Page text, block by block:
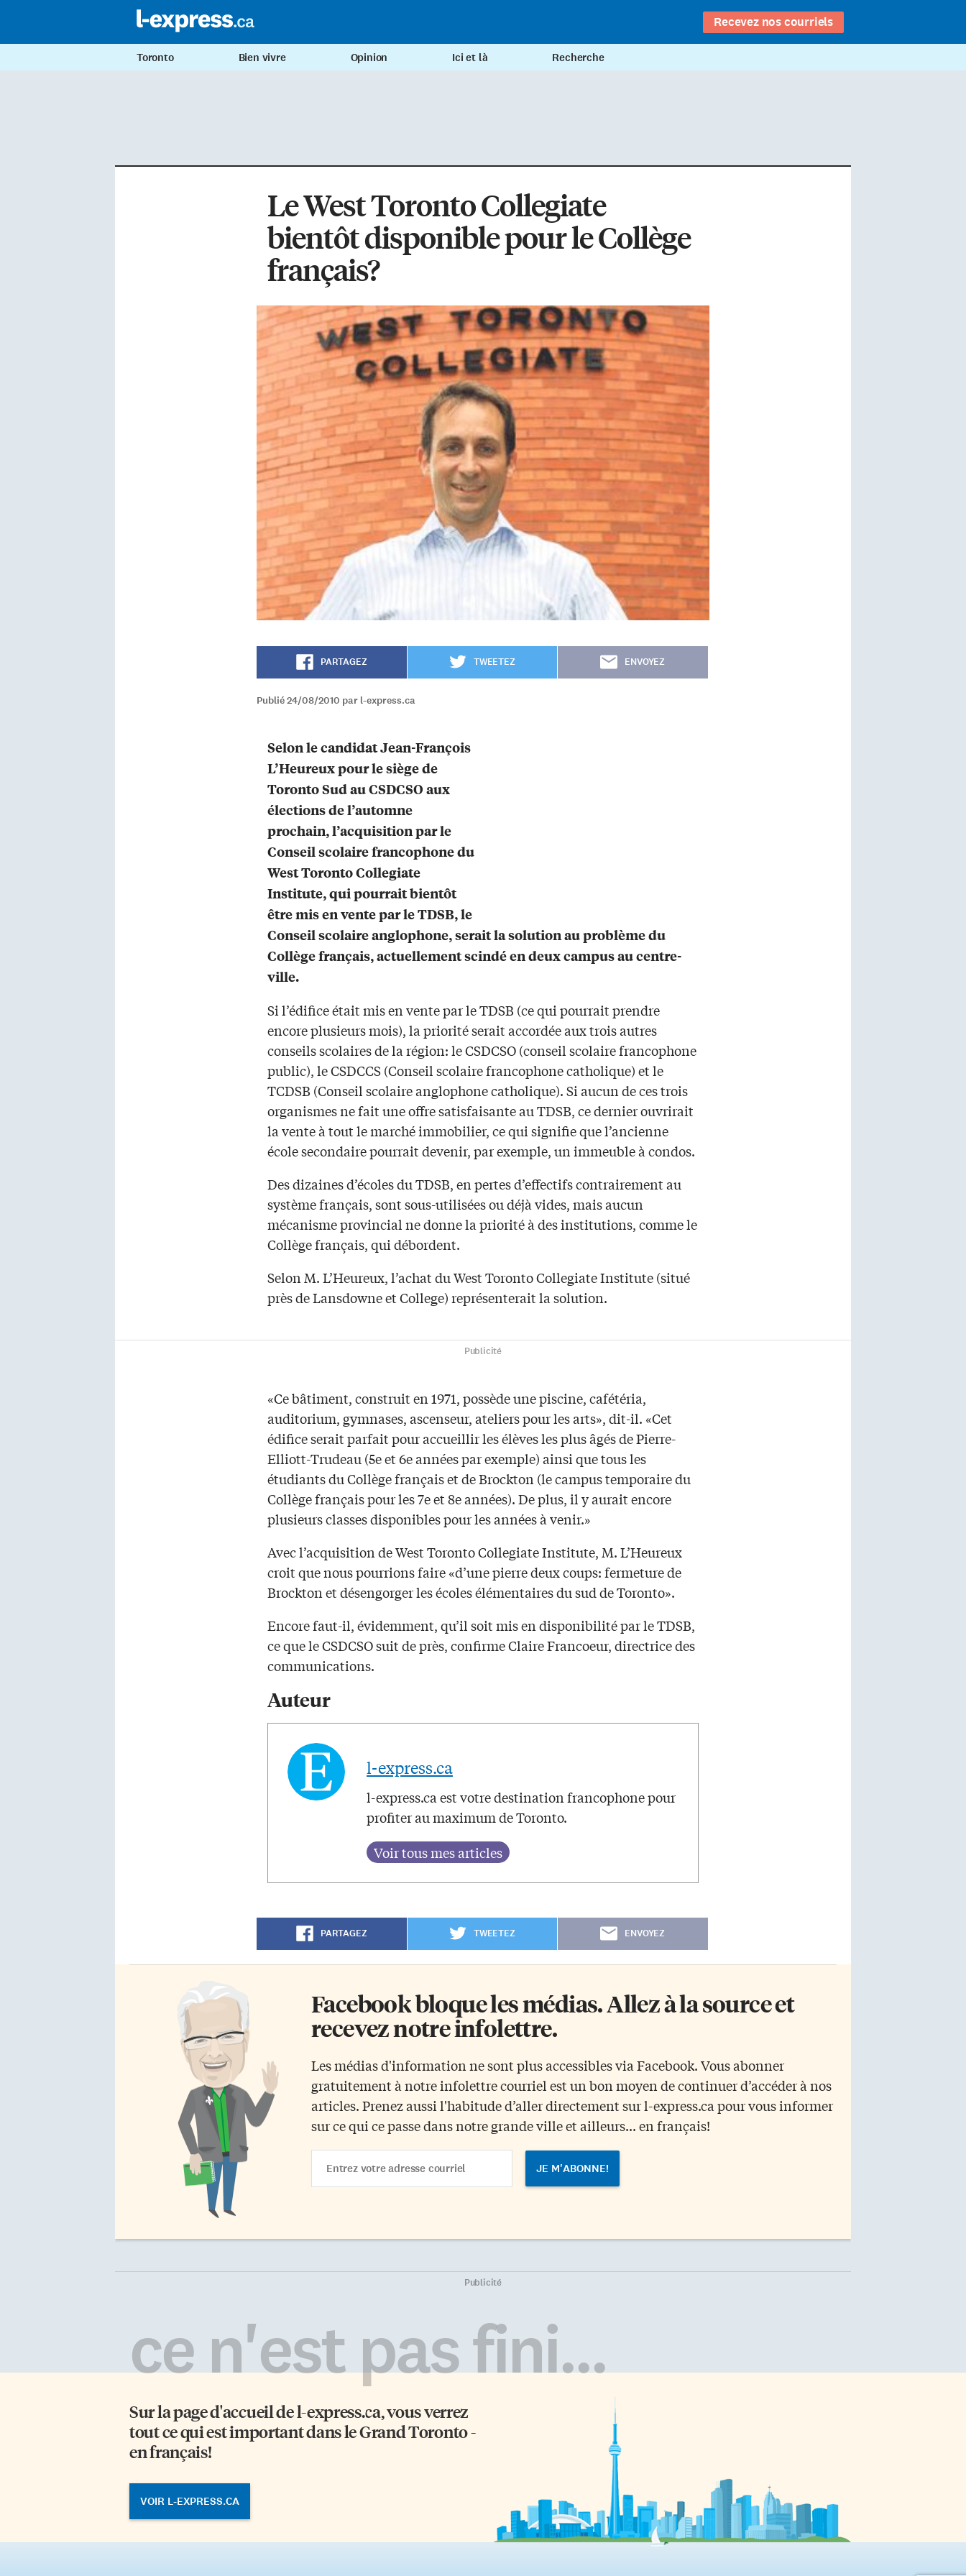
Recevez nos courriels
Toronto Bien vivre Opinion Ici et là Recherche
Le West Toronto Collegiate
bientôt disponible pour le Collège
français?
PARTAGEZ TWEETEZ ENVOYEZ
Publié 24/08/2010 par l-express.ca
Selon le candidat Jean-François
L’Heureux pour le siège de
Toronto Sud au CSDCSO aux
élections de l’automne
prochain, l’acquisition par le
Conseil scolaire francophone du
West Toronto Collegiate
Institute, qui pourrait bientôt
être mis en vente par le TDSB, le
Conseil scolaire anglophone, serait la solution au problème du
Collège français, actuellement scindé en deux campus au centre-
ville.
Si l’édifice était mis en vente par le TDSB (ce qui pourrait prendre
encore plusieurs mois), la priorité serait accordée aux trois autres
conseils scolaires de la région: le CSDCSO (conseil scolaire francophone
public), le CSDCCS (Conseil scolaire francophone catholique) et le
TCDSB (Conseil scolaire anglophone catholique). Si aucun de ces trois
organismes ne fait une offre satisfaisante au TDSB, ce dernier ouvrirait
la vente à tout le marché immobilier, ce qui signifie que l’ancienne
école secondaire pourrait devenir, par exemple, un immeuble à condos.
Des dizaines d’écoles du TDSB, en pertes d’effectifs contrairement au
système français, sont sous-utilisées ou déjà vides, mais aucun
mécanisme provincial ne donne la priorité à des institutions, comme le
Collège français, qui débordent.
Selon M. L’Heureux, l’achat du West Toronto Collegiate Institute (situé
près de Lansdowne et College) représenterait la solution.
Publicité
«Ce bâtiment, construit en 1971, possède une piscine, cafétéria,
auditorium, gymnases, ascenseur, ateliers pour les arts», dit-il. «Cet
édifice serait parfait pour accueillir les élèves les plus âgés de Pierre-
Elliott-Trudeau (5e et 6e années par exemple) ainsi que tous les
étudiants du Collège français et de Brockton (le campus temporaire du
Collège français pour les 7e et 8e années). De plus, il y aurait encore
plusieurs classes disponibles pour les années à venir.»
Avec l’acquisition de West Toronto Collegiate Institute, M. L’Heureux
croit que nous pourrions faire «d’une pierre deux coups: fermeture de
Brockton et désengorger les écoles élémentaires du sud de Toronto».
Encore faut-il, évidemment, qu’il soit mis en disponibilité par le TDSB,
ce que le CSDCSO suit de près, confirme Claire Francoeur, directrice des
communications.
Auteur
l-express.ca
l-express.ca est votre destination francophone pour
profiter au maximum de Toronto.
PARTAGEZ TWEETEZ ENVOYEZ
Facebook bloque les médias. Allez à la source et
recevez notre infolettre.
Les médias d'information ne sont plus accessibles via Facebook. Vous abonner
gratuitement à notre infolettre courriel est un bon moyen de continuer d’accéder à nos
articles. Prenez aussi l'habitude d’aller directement sur l-express.ca pour vous informer
sur ce qui ce passe dans notre grande ville et ailleurs... en français!
Address
Publicité
ce n'est pas fini...
Sur la page d'accueil del-express.ca, vous verrez
tout ce qui est important dans le Grand Toronto -
en français!
VOIR L-EXPRESS.CA